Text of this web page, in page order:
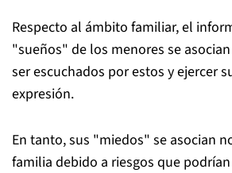
Respecto al ámbito familiar, el
"sueños" de los menores se
ser escuchados por estos y ejercer
expresión.
En tanto, sus "miedos" se asocian
familia debido a riesgos que